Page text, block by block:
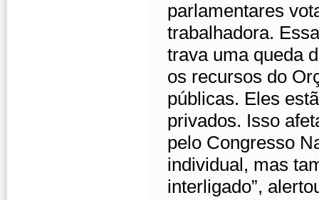
parlamentares
trabalhadora.
trava uma queda
os recursos do
públicas. Eles
privados. Isso
pelo Congresso
individual, mas
interligado”,